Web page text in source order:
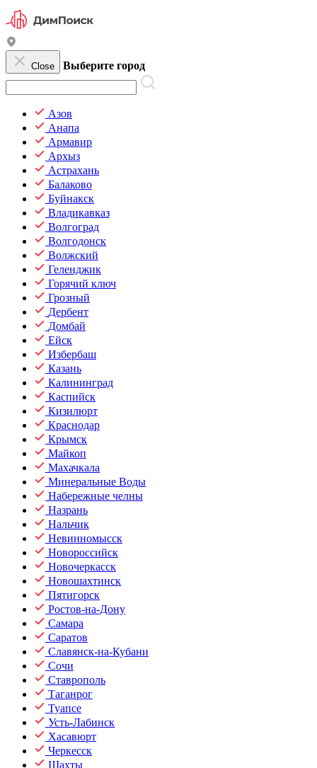
Close Выберите город
Азов
Анапа
Армавир
Архыз
Астрахань
Балаково
Буйнакск
Владикавказ
Волгоград
Волгодонск
Волжский
Геленджик
Горячий ключ
Грозный
Дербент
Домбай
Ейск
Избербаш
Казань
Калининград
Каспийск
Кизилюрт
Краснодар
Крымск
Майкоп
Махачкала
Минеральные Воды
Набережные челны
Назрань
Нальчик
Невинномысск
Новороссийск
Новочеркасск
Новошахтинск
Пятигорск
Ростов-на-Дону
Самара
Саратов
Славянск-на-Кубани
Сочи
Ставрополь
Таганрог
Туапсе
Усть-Лабинск
Хасавюрт
Черкесск
Шахты